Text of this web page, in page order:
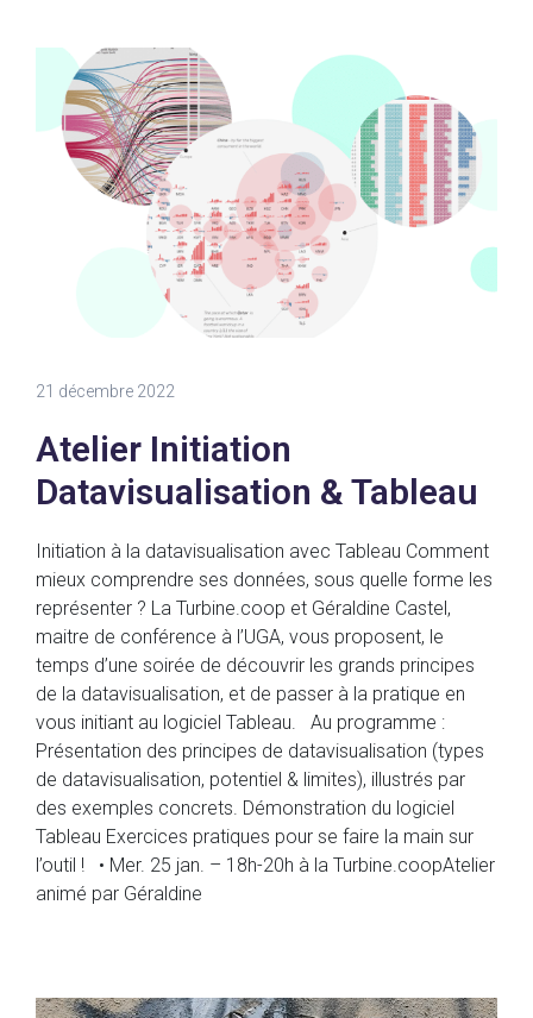
21 décembre 2022
Atelier Initiation
Datavisualisation & Tableau
Initiation à la datavisualisation avec Tableau Comment
mieux comprendre ses données, sous quelle forme les
représenter ? La Turbine.coop et Géraldine Castel,
maitre de conférence à l’UGA, vous proposent, le
temps d’une soirée de découvrir les grands principes
de la datavisualisation, et de passer à la pratique en
vous initiant au logiciel Tableau. Au programme :
Présentation des principes de datavisualisation (types
de datavisualisation, potentiel & limites), illustrés par
des exemples concrets. Démonstration du logiciel
Tableau Exercices pratiques pour se faire la main sur
l’outil ! • Mer. 25 jan. – 18h-20h à la Turbine.coopAtelier
animé par Géraldine